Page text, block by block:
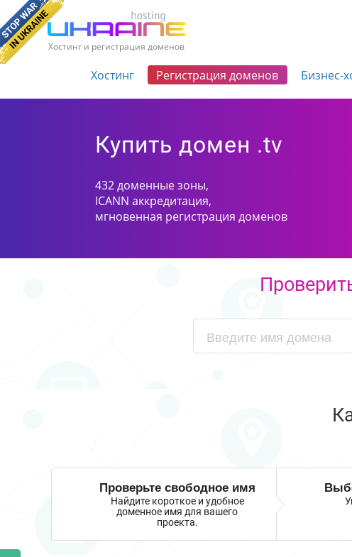
Хостинг и регистрация доменов
Хостинг Регистрация доменов Бизнес-
Купить домен .tv
432 доменные зоны,
ICANN аккредитация,
мгновенная регистрация доменов
Проверьте свободное имя
Найдите короткое и удобное
доменное имя для вашего
проекта.